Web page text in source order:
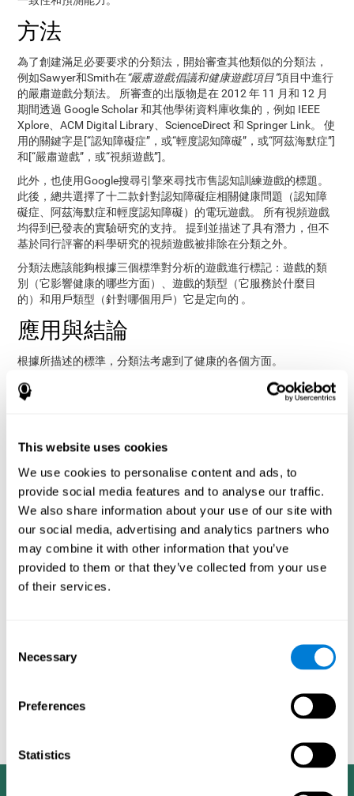
This website uses cookies
We use cookies to personalise content and ads, to
provide social media features and to analyse our traffic.
We also share information about your use of our site with
our social media, advertising and analytics partners who
may combine it with other information that you’ve
provided to them or that they’ve collected from your use
of their services.
Selection
Necessary
Preferences
Statistics
方法
為了創建滿足必要要求的分類法，開始審查其他類似的分類法，
例如Sawyer和Smith在“嚴肅遊戲倡議和健康遊戲項目”項目中進行
的嚴肅遊戲分類法。 所審查的出版物是在 2012 年 11 月和 12 月
期間透過 Google Scholar 和其他學術資料庫收集的，例如 IEEE
Xplore、ACM Digital Library、ScienceDirect 和 Springer Link。 使
用的關鍵字是[“認知障礙症”，或“輕度認知障礙”，或“阿茲海默症”]
和[“嚴肅遊戲”，或“視頻遊戲”]。
此外，也使用Google搜尋引擎來尋找市售認知訓練遊戲的標題。
此後，總共選擇了十二款針對認知障礙症相關健康問題（認知障
礙症、阿茲海默症和輕度認知障礙）的電玩遊戲。 所有視頻遊戲
均得到已發表的實驗研究的支持。 提到並描述了具有潛力，但不
基於同行評審的科學研究的視頻遊戲被排除在分類之外。
分類法應該能夠根據三個標準對分析的遊戲進行標記：遊戲的類
別（它影響健康的哪些方面）、遊戲的類型（它服務於什麼目
的）和用戶類型（針對哪個用戶）它是定向的 。
應用與結論
根據所描述的標準，分類法考慮到了健康的各個方面。
（可以發揮作用）體力遊戲
（促進與其他用戶
第二， 遊戲類型 ，分為預防遊戲
健康）、評估遊戲（尋求提供有關用戶健康狀況的直接健康
數據）以及 教育遊戲（旨在教育用戶有關認知障礙症以及如
何處理與認知障礙症相關的情況）。
最後， 用戶類型，分為潛在患者 （沒有被診斷為認知障礙
症，但健康狀況處於關鍵時刻或屬於高危險群的人）、<
strong>患者 strong>（被診斷患有某種類型認知障礙症的
人）、普通公眾（與認知障礙症沒有直接關係的人群）和醫
護專業人員（非病人但生活直接受到認知障礙症專業影響的
鑑於認知障礙症最常見的症狀是記憶、推理、溝通、定向和日常
生活適應問題，以及性格改變、焦慮、憂鬱、懷疑、幻覺和強迫
用於潛在患者預防的
認知遊戲。